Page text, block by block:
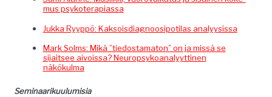
mus psykoterapiassa
Juk­ka Ryyp­pö: Kak­sois­di­ag­noosipoti­las analyysissa
Mark Solms: Mikä ”tiedostam­a­ton” on ja mis­sä se
sijait­see aivois­sa? Neu­rop­syko­ana­lyyt­ti­nen
näkökulma
Sem­i­naariku­u­lu­misia